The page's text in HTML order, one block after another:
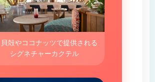
貝殻やココナッツで提供される
シグネチャーカクテル